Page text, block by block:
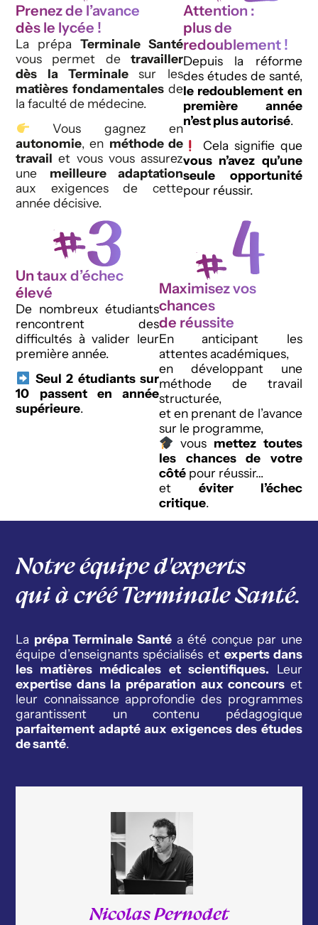
Prenez de l’avance
dès le lycée !
La prépa Terminale Santé
vous permet de travailler
dès la Terminalesur les
matières fondamentalesde
la faculté de médecine.
Vous gagnez en
autonomie, en méthode de
travail et vous vous assurez
une meilleure adaptation
aux exigences de cette
année décisive.
Attention :
plus de
redoublement !
Depuis la réforme
des études de santé,
le redoublement en
première année
n’est plus autorisé.
Cela signifie que
vous n’avez qu’une
seule opportunité
pour réussir.
Un taux d’échec
élevé
De nombreux étudiants
rencontrent des
difficultés à valider leur
première année.
Seul 2 étudiants sur
10 passent en année
supérieure.
Maximisez vos
chances
de réussite
En anticipant les
attentes académiques,
en développant une
méthode de travail
structurée,
et en prenant de l’avance
sur le programme,
vous mettez toutes
les chances de votre
côté pour réussir…
et éviter l’échec
critique.
Notre équipe d'experts
qui à créé Terminale Santé.
La prépa Terminale Santéa été conçue par une
équipe d’enseignants spécialisés et experts dans
les matières médicales et scientifiques. Leur
expertise dans la préparation aux concours et
leur connaissance approfondie des programmes
garantissent un contenu pédagogique
parfaitement adapté aux exigences des études
de santé.
Nicolas Pernodet